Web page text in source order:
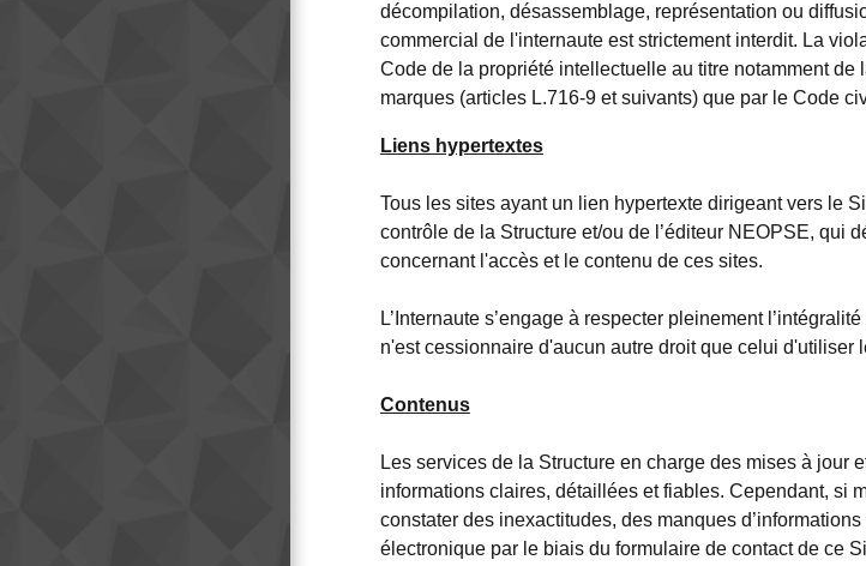
décompilation, désassemblage, représentation ou
commercial de l'internaute est strictement interdit. La
Code de la propriété intellectuelle au titre notamment
marques (articles L.716-9 et suivants) que par le Code
Liens hypertextes
Tous les sites ayant un lien hypertexte dirigeant vers le
contrôle de la Structure et/ou de l’éditeur NEOPSE, qui
concernant l'accès et le contenu de ces sites.
L’Internaute s’engage à respecter pleinement
n'est cessionnaire d'aucun autre droit que celui
Contenus
Les services de la Structure en charge des mises à jour
informations claires, détaillées et fiables. Cependant, si
constater des inexactitudes, des manques
électronique par le biais du formulaire de contact de ce